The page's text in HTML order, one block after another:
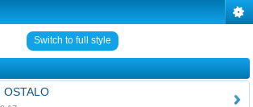
Switch to full style
OSTALO